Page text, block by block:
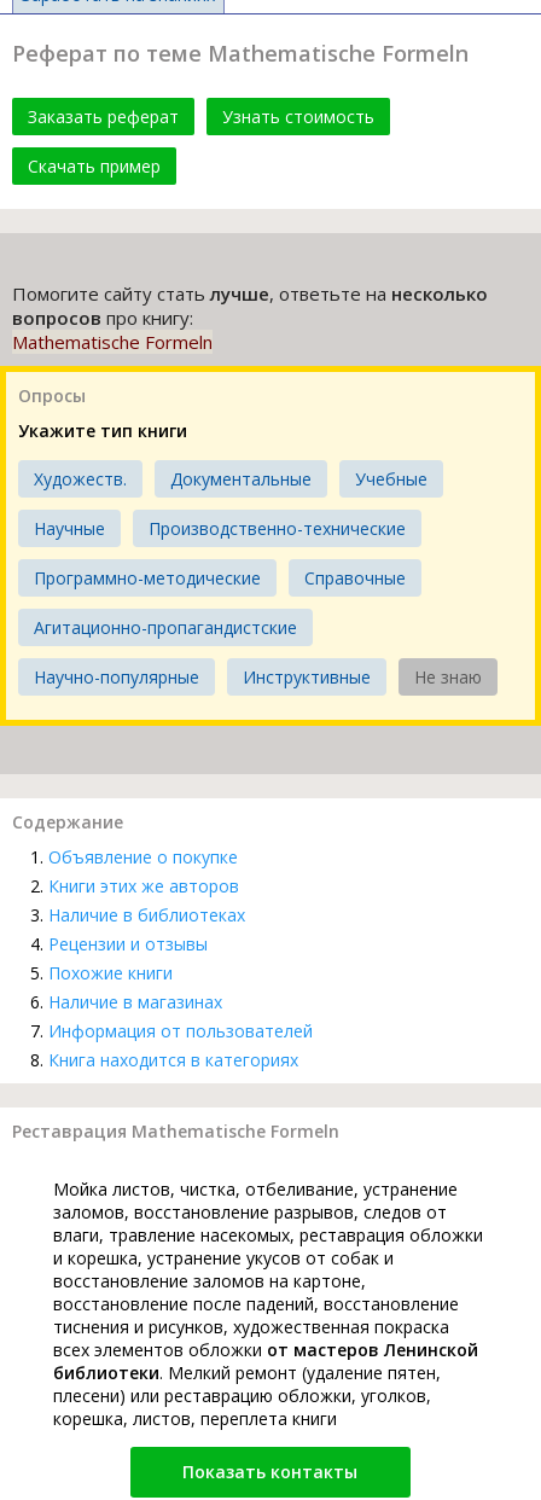
Реферат по теме Mathematische Formeln
Заказать реферат Узнать стоимость
Скачать пример
Помогите сайту статьлучше, ответьте на несколько
вопросов про книгу:
Mathematische Formeln
Опросы
Укажите тип книги
Художеств. Документальные Учебные
Научные Производственно-технические
Программно-методические Справочные
Агитационно-пропагандистские
Научно-популярные Инструктивные Не знаю
Содержание
Объявление о покупке
Книги этих же авторов
Наличие в библиотеках
Рецензии и отзывы
Похожие книги
Наличие в магазинах
Информация от пользователей
Книга находится в категориях
Реставрация Mathematische Formeln
Мойка листов, чистка, отбеливание, устранение
заломов, восстановление разрывов, следов от
влаги, травление насекомых, реставрация обложки
и корешка, устранение укусов от собак и
восстановление заломов на картоне,
восстановление после падений, восстановление
тиснения и рисунков, художественная покраска
всех элементов обложки от мастеров Ленинской
библиотеки. Мелкий ремонт (удаление пятен,
плесени) или реставрацию обложки, уголков,
корешка, листов, переплета книги
Показать контакты